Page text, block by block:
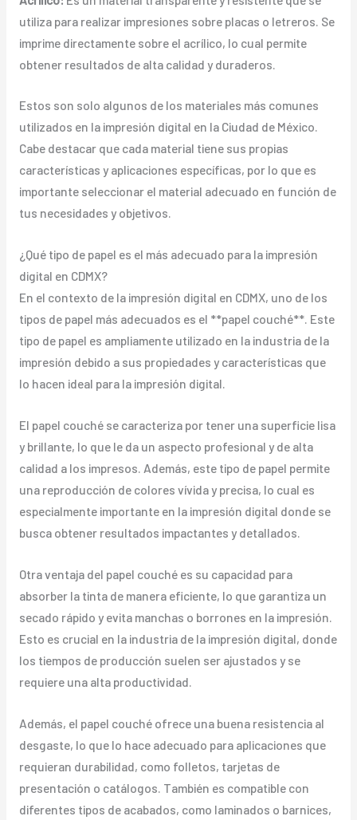
utiliza para realizar impresiones sobre placas o letreros. Se
imprime directamente sobre el acrílico, lo cual permite
obtener resultados de alta calidad y duraderos.
Estos son solo algunos de los materiales más comunes
utilizados en la impresión digital en la Ciudad de México.
Cabe destacar que cada material tiene sus propias
características y aplicaciones específicas, por lo que es
importante seleccionar el material adecuado en función de
tus necesidades y objetivos.
¿Qué tipo de papel es el más adecuado para la impresión
digital en CDMX?
En el contexto de la impresión digital en CDMX, uno de los
tipos de papel más adecuados es el **papel couché**. Este
tipo de papel es ampliamente utilizado en la industria de la
impresión debido a sus propiedades y características que
lo hacen ideal para la impresión digital.
El papel couché se caracteriza por tener una superficie lisa
y brillante, lo que le da un aspecto profesional y de alta
calidad a los impresos. Además, este tipo de papel permite
una reproducción de colores vívida y precisa, lo cual es
especialmente importante en la impresión digital donde se
busca obtener resultados impactantes y detallados.
Otra ventaja del papel couché es su capacidad para
absorber la tinta de manera eficiente, lo que garantiza un
secado rápido y evita manchas o borrones en la impresión.
Esto es crucial en la industria de la impresión digital, donde
los tiempos de producción suelen ser ajustados y se
requiere una alta productividad.
Además, el papel couché ofrece una buena resistencia al
desgaste, lo que lo hace adecuado para aplicaciones que
requieran durabilidad, como folletos, tarjetas de
presentación o catálogos. También es compatible con
diferentes tipos de acabados, como laminados o barnices,